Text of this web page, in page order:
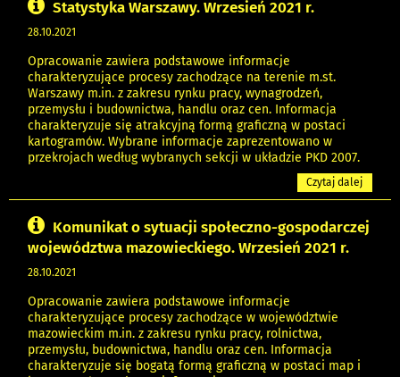
Statystyka Warszawy. Wrzesień 2021 r.
28.10.2021
Opracowanie zawiera podstawowe informacje
charakteryzujące procesy zachodzące na terenie m.st.
Warszawy m.in. z zakresu rynku pracy, wynagrodzeń,
przemysłu i budownictwa, handlu oraz cen. Informacja
charakteryzuje się atrakcyjną formą graficzną w postaci
kartogramów. Wybrane informacje zaprezentowano w
przekrojach według wybranych sekcji w układzie PKD 2007.
Czytaj dalej
Komunikat o sytuacji społeczno-gospodarczej
województwa mazowieckiego. Wrzesień 2021 r.
28.10.2021
Opracowanie zawiera podstawowe informacje
charakteryzujące procesy zachodzące w województwie
mazowieckim m.in. z zakresu rynku pracy, rolnictwa,
przemysłu, budownictwa, handlu oraz cen. Informacja
charakteryzuje się bogatą formą graficzną w postaci map i